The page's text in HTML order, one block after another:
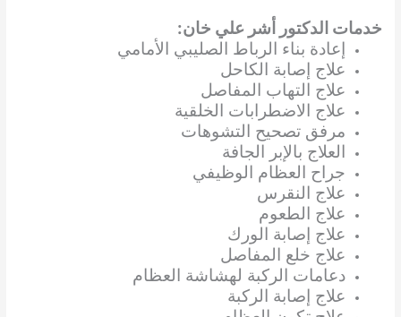
خدمات الدكتور أشر علي خان:
إعادة بناء الرباط الصليبي الأمامي
علاج إصابة الكاحل
علاج التهاب المفاصل
علاج الاضطرابات الخلقية
مرفق تصحيح التشوهات
العلاج بالإبر الجافة
جراح العظام الوظيفي
علاج النقرس
علاج الطعوم
علاج إصابة الورك
علاج خلع المفاصل
دعامات الركبة لهشاشة العظام
علاج إصابة الركبة